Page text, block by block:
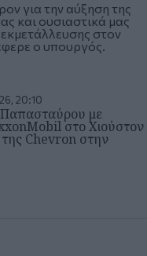
για την αύξηση της
και ουσιαστικά μας
στον
ο υπουργός.
20:10
Παπασταύρου με
στο Χιούστον
Chevron στην